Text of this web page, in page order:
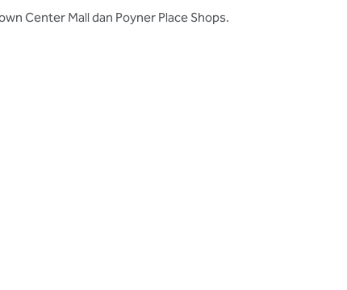
Center Mall dan Poyner Place Shops.